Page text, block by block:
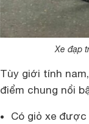
Xe đạp
Tùy giới tính
điểm chung nổi
Có giỏ xe